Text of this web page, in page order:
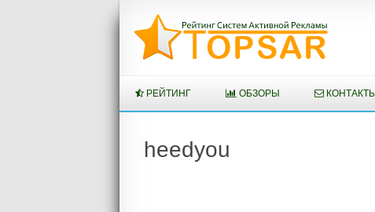
Перейти
к
содержимому
РЕЙТИНГ ОБЗОРЫ КОНТАКТЫ
heedyou